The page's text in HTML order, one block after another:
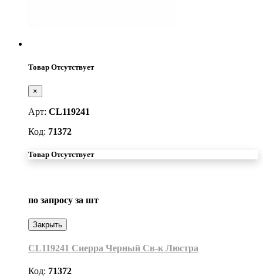
Товар Отсутствует
×
Арт: CL119241
Код: 71372
Товар Отсутствует
по запросу за шт
Закрыть
CL119241 Сиерра Черный Св-к Люстра
Код: 71372